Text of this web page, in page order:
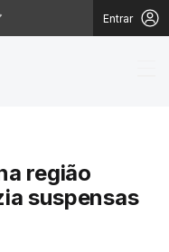
Entrar
região
suspensas